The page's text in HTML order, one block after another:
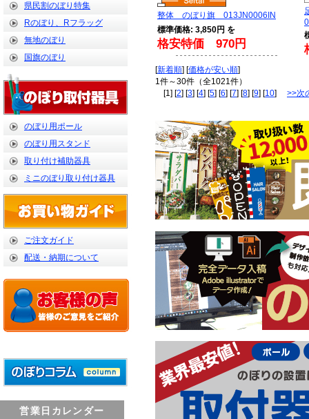
県民割のぼり特集
Rのぼり、Rフラッグ
無地のぼり
国旗のぼり
のぼり用ポール
のぼり用スタンド
取り付け補助器具
ミニのぼり取り付け器具
ご注文ガイド
配送・納期について
営業日カレンダー
整体 のぼり旗 013JN0006IN
標準価格: 3,850円 を
格安特価 970円
[新着順] [価格が安い順]
1件～30件（全1021件）
[1] [2] [3] [4] [5] [6] [7] [8] [9] [10] >>次